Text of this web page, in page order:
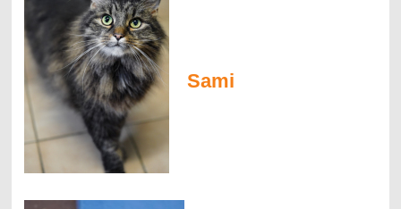
Sami